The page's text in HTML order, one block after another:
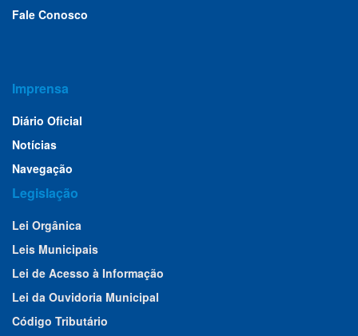
Fale Conosco
Imprensa
Diário Oficial
Notícias
Navegação
Legislação
Lei Orgânica
Leis Municipais
Lei de Acesso à Informação
Lei da Ouvidoria Municipal
Código Tributário